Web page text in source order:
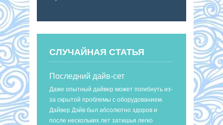
СЛУЧАЙНАЯ СТАТЬЯ
Последний дайв-сет
Даже опытный дайвер может погибнуть из-
за скрытой проблемы с оборудованием.
Дайвер Дэйв был абсолютно здоров и
после нескольких лет затишья легко